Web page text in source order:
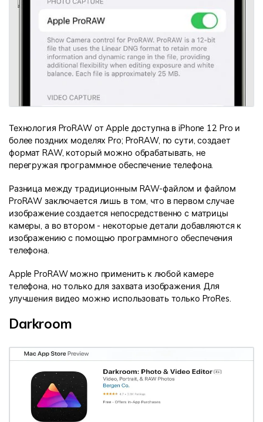
Технология ProRAW от Apple доступна в iPhone 12 Pro и
более поздних моделях Pro; ProRAW, по сути, создает
формат RAW, который можно обрабатывать, не
перегружая программное обеспечение телефона.
Разница между традиционным RAW-файлом и файлом
ProRAW заключается лишь в том, что в первом случае
изображение создается непосредственно с матрицы
камеры, а во втором - некоторые детали добавляются к
изображению с помощью программного обеспечения
телефона.
Apple ProRAW можно применить к любой камере
телефона, но только для захвата изображения. Для
улучшения видео можно использовать только ProRes.
Darkroom